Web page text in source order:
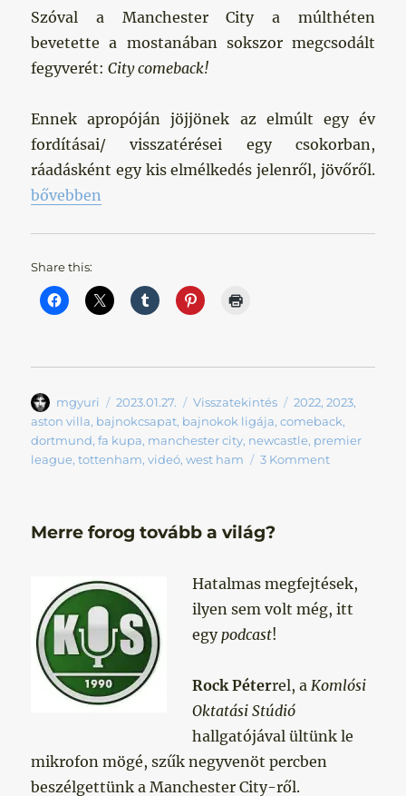
Szóval a Manchester City a múlthéten
bevetette a mostanában sokszor megcsodált
fegyverét:City comeback!
Ennek apropóján jöjjönek az elmúlt egy év
fordításai/ visszatérései egy csokorban,
ráadásként egy kis elmélkedés jelenről, jövőről.
„Big City Comebacks”
bővebben
Share this:
Szerző
mgyuri Közzétéve
2023.01.27. Kategória
Visszatekintés Címke
2022,2023,
aston villa, bajnokcsapat, bajnokok ligája,comeback,
dortmund,fa kupa, manchester city, newcastle, premier
league,tottenham,videó,west ham 3 Komment
Merre forog tovább a világ?
Hatalmas megfejtések,
ilyen sem volt még, itt
egypodcast!
Rock Péterrel, a Komlósi
Oktatási Stúdió
hallgatójával ültünk le
mikrofon mögé, szűk negyvenöt percben
beszélgettünk a Manchester City-ről.